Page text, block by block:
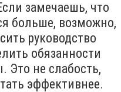
замечаешь, что
больше, возможно,
руководство
обязанности
Это не слабость,
эффективнее.